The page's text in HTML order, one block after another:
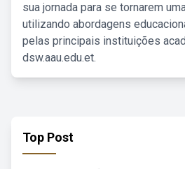
sua jornada para se tornarem
utilizando abordagens
pelas principais instituições
dsw.aau.edu.et.
Top Post